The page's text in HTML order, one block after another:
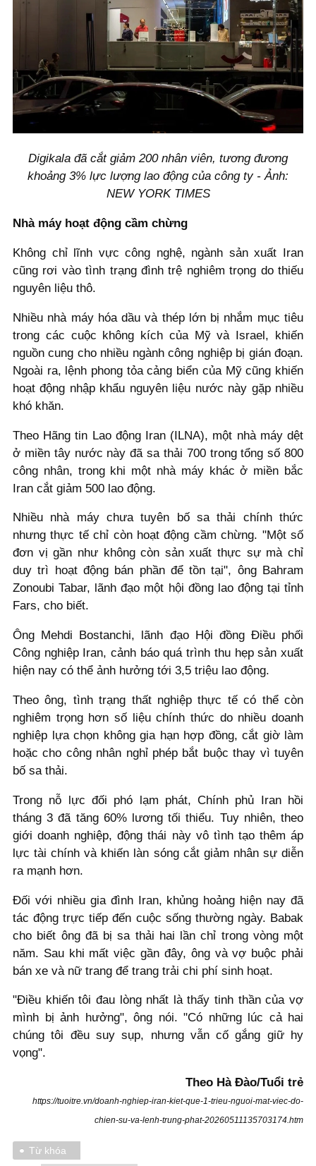
Digikala đã cắt giảm 200 nhân viên, tương đương
khoảng 3% lực lượng lao động của công ty - Ảnh:
NEW YORK TIMES
Nhà máy hoạt động cầm chừng
Không chỉ lĩnh vực công nghệ, ngành sản xuất Iran
cũng rơi vào tình trạng đình trệ nghiêm trọng do thiếu
nguyên liệu thô.
Nhiều nhà máy hóa dầu và thép lớn bị nhắm mục tiêu
trong các cuộc không kích của Mỹ và Israel, khiến
nguồn cung cho nhiều ngành công nghiệp bị gián đoạn.
Ngoài ra, lệnh phong tỏa cảng biển của Mỹ cũng khiến
hoạt động nhập khẩu nguyên liệu nước này gặp nhiều
khó khăn.
Theo Hãng tin Lao động Iran (ILNA), một nhà máy dệt
ở miền tây nước này đã sa thải 700 trong tổng số 800
công nhân, trong khi một nhà máy khác ở miền bắc
Iran cắt giảm 500 lao động.
Nhiều nhà máy chưa tuyên bố sa thải chính thức
nhưng thực tế chỉ còn hoạt động cầm chừng. "Một số
đơn vị gần như không còn sản xuất thực sự mà chỉ
duy trì hoạt động bán phần để tồn tại", ông Bahram
Zonoubi Tabar, lãnh đạo một hội đồng lao động tại tỉnh
Fars, cho biết.
Ông Mehdi Bostanchi, lãnh đạo Hội đồng Điều phối
Công nghiệp Iran, cảnh báo quá trình thu hẹp sản xuất
hiện nay có thể ảnh hưởng tới 3,5 triệu lao động.
Theo ông, tình trạng thất nghiệp thực tế có thể còn
nghiêm trọng hơn số liệu chính thức do nhiều doanh
nghiệp lựa chọn không gia hạn hợp đồng, cắt giờ làm
hoặc cho công nhân nghỉ phép bắt buộc thay vì tuyên
bố sa thải.
Trong nỗ lực đối phó lạm phát, Chính phủ Iran hồi
tháng 3 đã tăng 60% lương tối thiểu. Tuy nhiên, theo
giới doanh nghiệp, động thái này vô tình tạo thêm áp
lực tài chính và khiến làn sóng cắt giảm nhân sự diễn
ra mạnh hơn.
Đối với nhiều gia đình Iran, khủng hoảng hiện nay đã
tác động trực tiếp đến cuộc sống thường ngày. Babak
cho biết ông đã bị sa thải hai lần chỉ trong vòng một
năm. Sau khi mất việc gần đây, ông và vợ buộc phải
bán xe và nữ trang để trang trải chi phí sinh hoạt.
"Điều khiến tôi đau lòng nhất là thấy tinh thần của vợ
mình bị ảnh hưởng", ông nói. "Có những lúc cả hai
chúng tôi đều suy sụp, nhưng vẫn cố gắng giữ hy
vọng".
Theo Hà Đào/Tuổi trẻ
https://tuoitre.vn/doanh-nghiep-iran-kiet-que-1-trieu-nguoi-mat-viec-do-
chien-su-va-lenh-trung-phat-20260511135703174.htm
Từ khóa